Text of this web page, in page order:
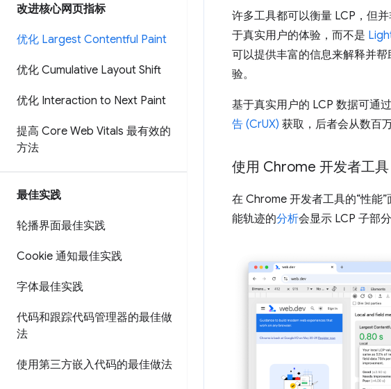
改进核心网页指标
优化 Largest Contentful Paint
优化 Cumulative Layout Shift
优化 Interaction to Next Paint
提高 Core Web Vitals 最有效的
方法
最佳实践
轮播界面最佳实践
Cookie 通知最佳实践
字体最佳实践
代码和跟踪代码管理器的最佳做
法
使用第三方嵌入代码的最佳做法
许多工具都可以衡量 LCP，但
于真实用户的体验，而不是
可以提供丰富的信息来解释并
验。
基于真实用户的 LCP 数据可通
告 (CrUX) 获取，后者会从数百
使用 Chrome 开发者工
在 Chrome 开发者工具的“性能”
能轨迹的分析会显示 LCP 子部